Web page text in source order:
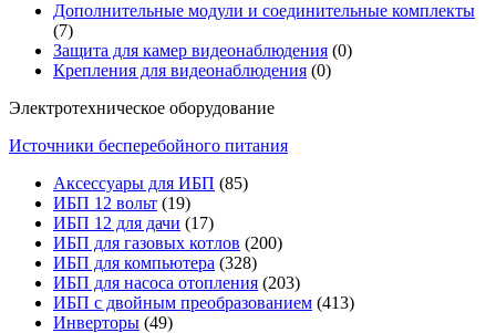
Дополнительные модули и соединительные комплекты
(7)
Защита для камер видеонаблюдения (0)
Крепления для видеонаблюдения (0)
Электротехническое оборудование
Источники бесперебойного питания
Аксессуары для ИБП (85)
ИБП 12 вольт (19)
ИБП 12 для дачи (17)
ИБП для газовых котлов (200)
ИБП для компьютера (328)
ИБП для насоса отопления (203)
ИБП с двойным преобразованием (413)
Инверторы (49)